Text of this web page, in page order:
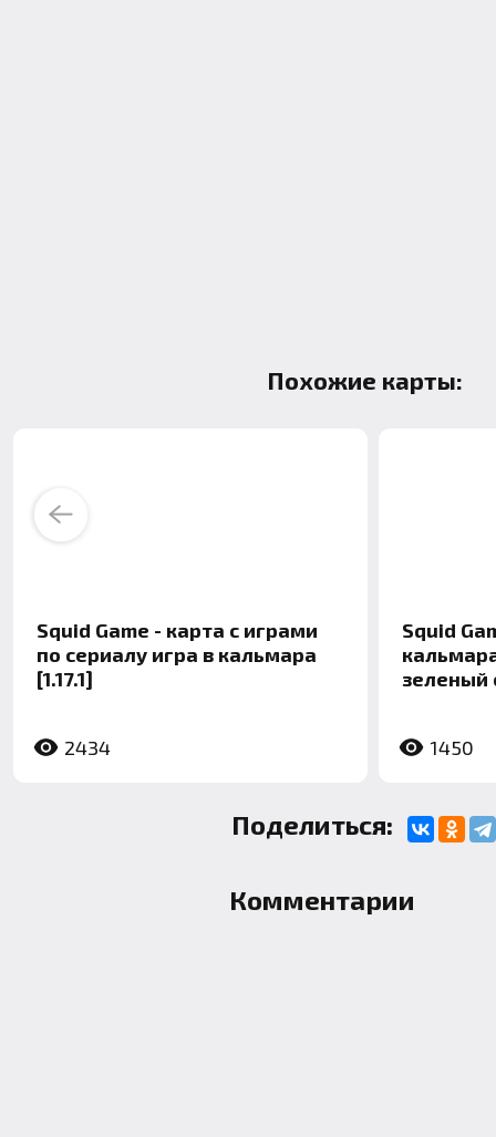
Похожие карты:
Squid Game - карта с играми
по сериалу игра в кальмара
[1.17.1]
2434
Squid
зеленый
1450
Previous
Поделиться:
Комментарии